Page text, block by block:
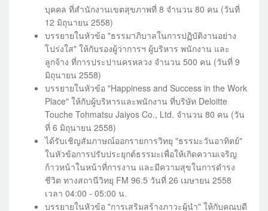
บุคคล ที่สำนักงานเขตสุขภาพที่ 8 จำนวน 80 คน (วันที่
12 มิถุนายน 2558)
บรรยายในหัวข้อ "ธรรมาภิบาลในการปฏิบัติงานอย่าง
โปร่งใส" ให้กับรองผู้ว่าการฯ ผู้บริหาร พนักงาน และ
ลูกจ้าง ที่การประปานครหลวง จำนวน 500 คน (วันที่ 9
มิถุนายน 2558)
บรรยายในหัวข้อ "Happiness and Success in the Work
Place" ให้กับผู้บริหารและพนักงาน ที่บริษัท Deloitte
Touche Tohmatsu Jaiyos Co., Ltd. จำนวน 80 คน (วัน
ที่ 6 มิถุนายน 2558)
ได้รับเชิญสัมภาษณ์ออกรายการวิทยุ "ธรรมะวันอาทิตย์"
ในหัวข้อการปรับประยุกต์ธรรมะเพื่อให้เกิดความเจริญ
ก้าวหน้าในหน้าที่การงาน และมีความสุขในการดำรง
ชีวิต ทางสถานีวิทยุ FM 96.5 วันที่ 26 เมษายน 2558
เวลา 04:00 - 05:00 น.
บรรยายในหัวข้อ "การเสริมสร้างภาวะผู้นำ" ให้กับคณบดี